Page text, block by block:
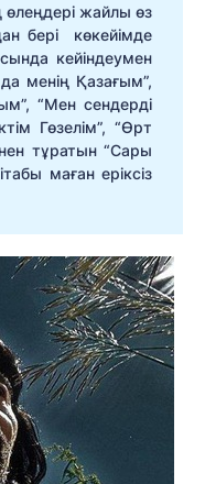
өлеңдері жайлы өз
бері көкейімде
кейіндеумен
менің Қазағым”,
“Мен сендерді
Гөзелім”, “Өрт
тұратын “Сары
маған еріксіз